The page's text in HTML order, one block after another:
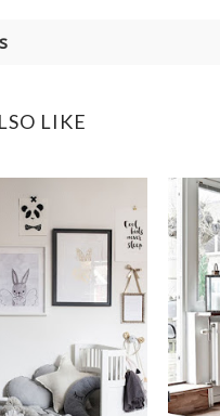
LIKE